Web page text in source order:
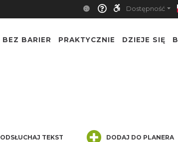
Dostępność
BEZ BARIER PRAKTYCZNIE DZIEJE SIĘ
ODSŁUCHAJ TEKST DODAJ DO PLANERA